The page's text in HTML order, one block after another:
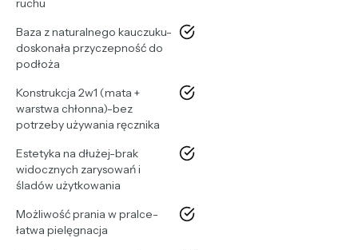
ruchu
Baza z naturalnego kauczuku-
doskonała przyczepność do
podłoża
tak
Konstrukcja 2w1 (mata +
warstwa chłonna)-bez
potrzeby używania ręcznika
tak
Estetyka na dłużej-brak
widocznych zarysowań i
śladów użytkowania
tak
Możliwość prania w pralce-
łatwa pielęgnacja
tak